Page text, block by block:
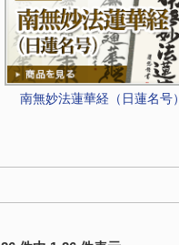
南無妙法蓮華経（日蓮名号）